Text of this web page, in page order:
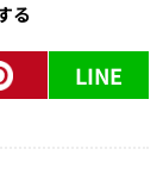
る
LINE